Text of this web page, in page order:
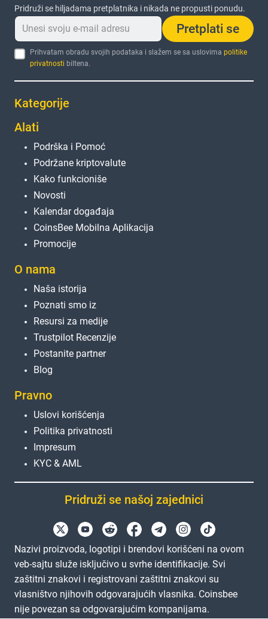
Pridruži se hiljadama pretplatnika i nikada ne propusti ponudu.
Pretplati se
Prihvatam obradu svojih podataka i slažem se sa uslovimapolitike
privatnosti biltena.
Kategorije
Alati
Podrška i Pomoć
Podržane kriptovalute
Kako funkcioniše
Novosti
Kalendar događaja
CoinsBee Mobilna Aplikacija
Promocije
O nama
Naša istorija
Poznati smo iz
Resursi za medije
Trustpilot Recenzije
Postanite partner
Blog
Pravno
Uslovi korišćenja
Politika privatnosti
Impresum
KYC & AML
Pridruži se našoj zajednici
Nazivi proizvoda, logotipi i brendovi korišćeni na ovom
veb-sajtu služe isključivo u svrhe identifikacije. Svi
zaštitni znakovi i registrovani zaštitni znakovi su
vlasništvo njihovih odgovarajućih vlasnika. Coinsbee
nije povezan sa odgovarajućim kompanijama.